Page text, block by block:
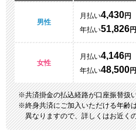
男性
月払い4,430円
年払い51,826円
女性
月払い4,146円
年払い48,500円
共済掛金の払込経路が口座振替扱
終身共済にご加入いただける年齢
異なりますので、詳しくはお近く